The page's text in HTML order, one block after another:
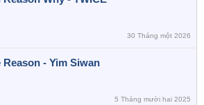
30 Tháng một 2026
Reason - Yim Siwan
5 Tháng mười hai 2025